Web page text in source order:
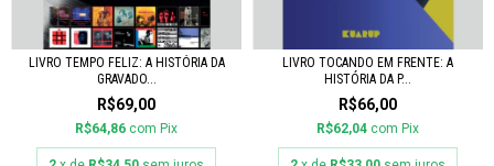
LIVRO TEMPO FELIZ: A HISTÓRIA DA
GRAVADO...
R$69,00
R$64,86 com Pix
LIVRO TOCANDO EM FRENTE: A
HISTÓRIA DA P...
R$66,00
R$62,04 com Pix